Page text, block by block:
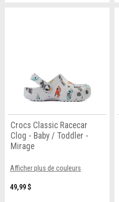
Crocs Classic Racecar
Clog - Baby / Toddler -
Mirage
Afficher plus de couleurs
49,99 $